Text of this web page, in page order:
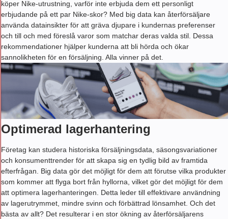
köper Nike-utrustning, varför inte erbjuda dem ett personligt
erbjudande på ett par Nike-skor? Med big data kan återförsäljare
använda datainsikter för att gräva djupare i kundernas preferenser
och till och med föreslå varor som matchar deras valda stil. Dessa
rekommendationer hjälper kunderna att bli hörda och ökar
sannolikheten för en försäljning. Alla vinner på det.
Optimerad lagerhantering
Företag kan studera historiska försäljningsdata, säsongsvariationer
och konsumenttrender för att skapa sig en tydlig bild av framtida
efterfrågan. Big data gör det möjligt för dem att förutse vilka produkter
som kommer att flyga bort från hyllorna, vilket gör det möjligt för dem
att optimera lagerhanteringen. Detta leder till effektivare användning
av lagerutrymmet, mindre svinn och förbättrad lönsamhet. Och det
bästa av allt? Det resulterar i en stor ökning av återförsäljarens